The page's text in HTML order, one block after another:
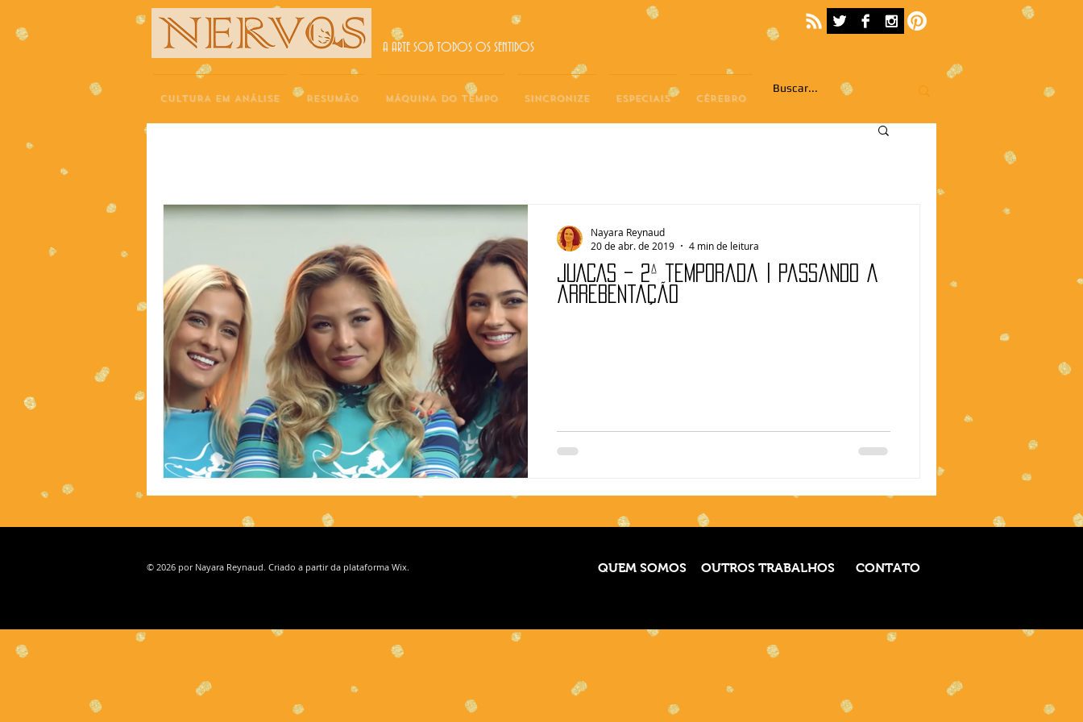
NERVOS A ARTE SOB TODOS OS SENTIDOS
CULTURA EM ANÁLISE RESUMÃO MÁQUINA DO TEMPO SINCRONIZE ESPECIAIS CÉREBRO
JUACAS – 2ª temporada | Passando a
arrebentação
Nayara Reynaud
20 de abr. de 2019
4 min de leitura
© 2026 por Nayara Reynaud. Criado a partir da plataforma Wix. QUEM SOMOS OUTROS TRABALHOS CONTATO